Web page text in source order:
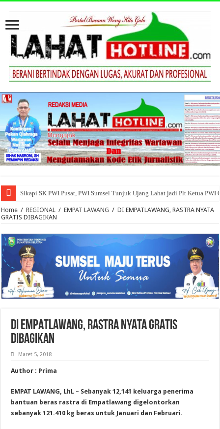
Sikapi SK PWI Pusat, PWI Sumsel Tunjuk Ujang Lahat jadi Plt Ketua PWI
Home / REGIONAL / EMPAT LAWANG / DI EMPATLAWANG, RASTRA NYATA
GRATIS DIBAGIKAN
DI EMPATLAWANG, RASTRA NYATA GRATIS
DIBAGIKAN
Maret 5, 2018
Author : Prima
EMPAT LAWANG, LhL – Sebanyak 12,141 keluarga penerima
bantuan beras rastra di Empatlawang digelontorkan
sebanyak 121.410 kg beras untuk Januari dan Februari.